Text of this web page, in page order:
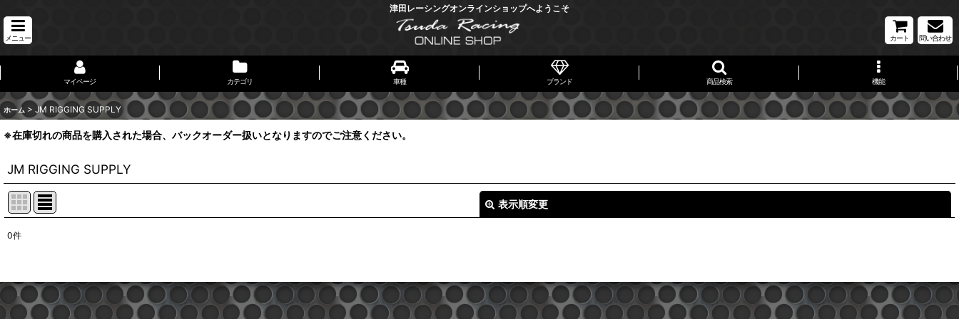
津田レーシングオンラインショップへようこそ
メニュー カート 問い合わせ
マイページ カテゴリ 車種 ブランド 商品検索 機能
ホーム > JM RIGGING SUPPLY
※在庫切れの商品を購入された場合、バックオーダー扱いとなりますのでご注意ください。
JM RIGGING SUPPLY
表示順変更
並び順:
0件